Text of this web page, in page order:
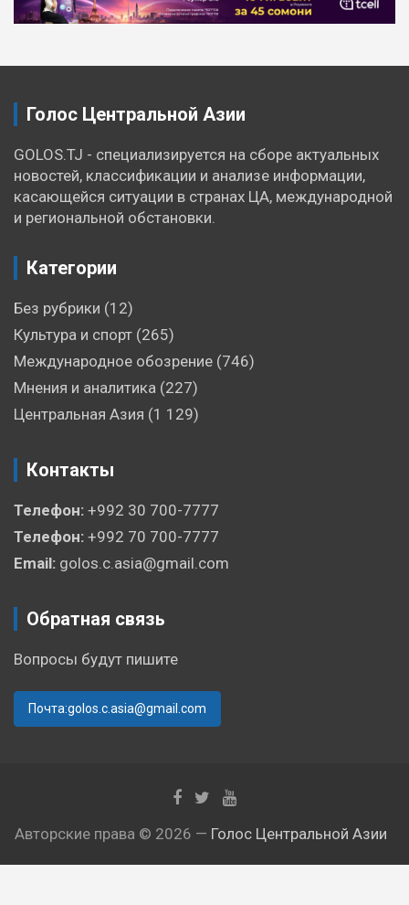
по
Голос Центральной Азии
GOLOS.TJ - специализируется на сборе актуальных
новостей, классификации и анализе информации,
касающейся ситуации в странах ЦА, международной
и региональной обстановки.
Категории
Без рубрики (12)
Культура и спорт (265)
Международное обозрение (746)
Мнения и аналитика (227)
Центральная Азия (1 129)
Контакты
Телефон: +992 30 700-7777
Телефон: +992 70 700-7777
Email: golos.c.asia@gmail.com
Обратная связь
Вопросы будут пишите
Почта:golos.c.asia@gmail.com
Авторские права © 2026 — Голос Центральной Азии